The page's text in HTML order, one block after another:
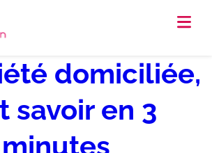
domiciliée,
savoir en 3
minutes